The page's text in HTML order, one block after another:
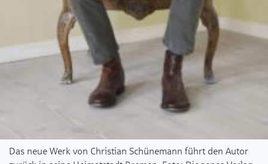
Das neue Werk von Christian Schünemann führt den Autor